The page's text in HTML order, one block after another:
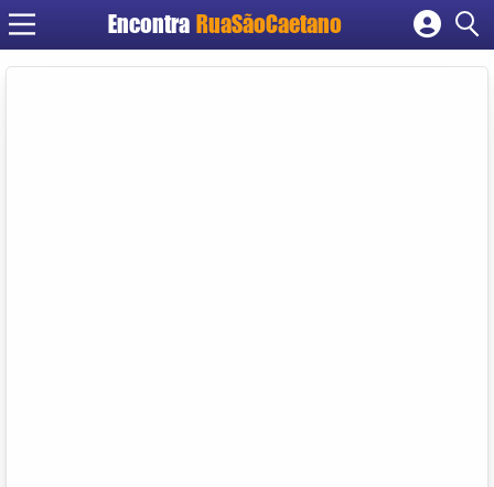
Encontra RuaSãoCaetano
Cadastrar empresa